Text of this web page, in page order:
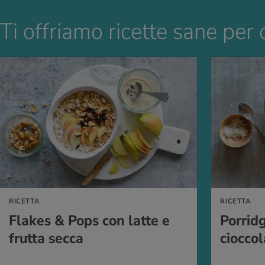
Ti offriamo ricette sane
RICETTA
Flakes & Pops con latte e
frutta secca
RICETTA
RICETTA
VAI ALLA